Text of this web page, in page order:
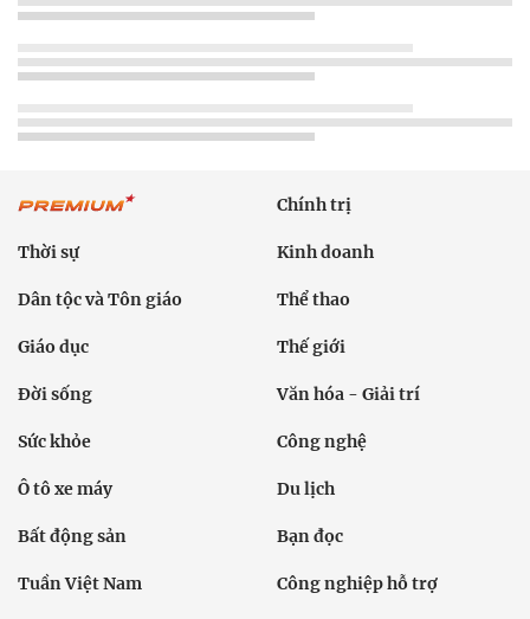
Chính trị
Thời sự Kinh doanh
Dân tộc và Tôn giáo Thể thao
Giáo dục Thế giới
Đời sống Văn hóa - Giải trí
Sức khỏe Công nghệ
Ô tô xe máy Du lịch
Bất động sản Bạn đọc
Tuần Việt Nam Công nghiệp hỗ trợ